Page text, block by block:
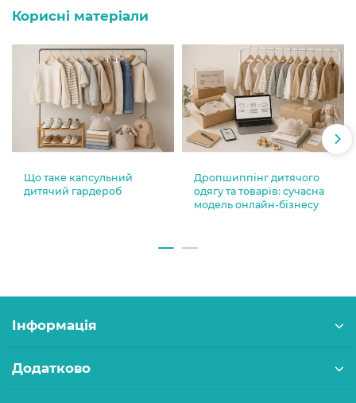
Корисні матеріали
Що таке капсульний
дитячий гардероб
Дропшиппінг дитячого
одягу та товарів: сучасна
модель онлайн-бізнесу
Інформація
Додатково